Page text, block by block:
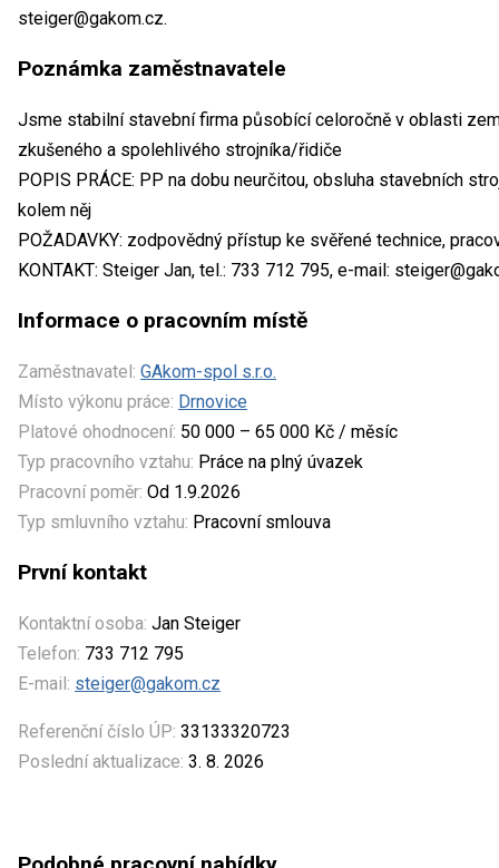
steiger@gakom.cz.
Poznámka zaměstnavatele
Jsme stabilní stavební firma působící celoročně v oblasti
zkušeného a spolehlivého strojníka/řidiče
POPIS PRÁCE: PP na dobu neurčitou, obsluha stavebních
kolem něj
POŽADAVKY: zodpovědný přístup ke svěřené technice,
KONTAKT: Steiger Jan, tel.: 733 712 795, e-mail:
Informace o pracovním místě
Zaměstnavatel: GAkom-spol s.r.o.
Místo výkonu práce: Drnovice
Platové ohodnocení: 50 000 – 65 000 Kč / měsíc
Typ pracovního vztahu: Práce na plný úvazek
Pracovní poměr: Od 1.9.2026
Typ smluvního vztahu: Pracovní smlouva
První kontakt
Kontaktní osoba: Jan Steiger
Telefon: 733 712 795
E-mail: steiger@gakom.cz
Referenční číslo ÚP: 33133320723
Poslední aktualizace: 3. 8. 2026